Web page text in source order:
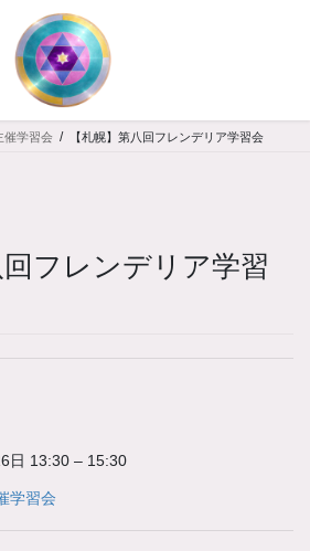
催学習会 【札幌】第八回フレンデリア学習会
回フレンデリア学習
日 13:30 – 15:30
学習会